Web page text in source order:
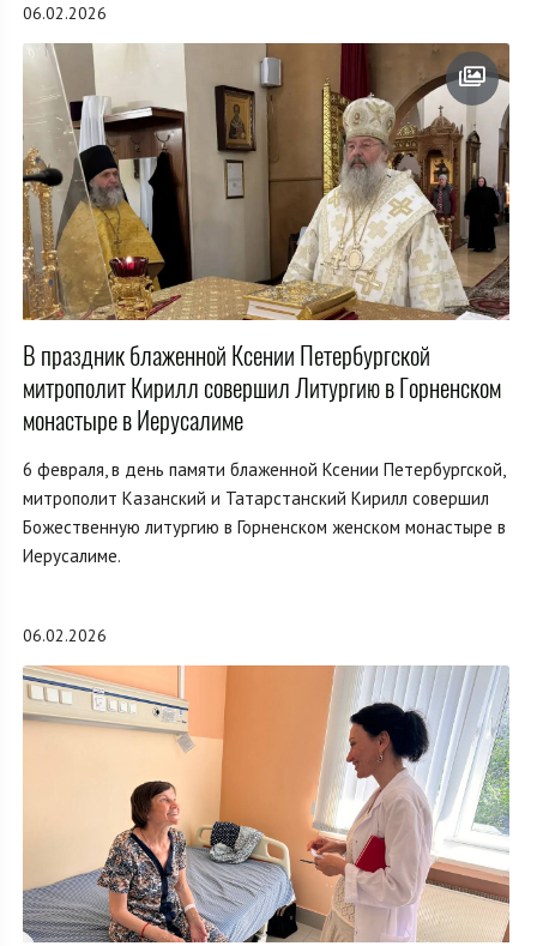
06.02.2026
В праздник блаженной Ксении Петербургской
митрополит Кирилл совершил Литургию в Горненском
монастыре в Иерусалиме
6 февраля, в день памяти блаженной Ксении Петербургской,
митрополит Казанский и Татарстанский Кирилл совершил
Божественную литургию в Горненском женском монастыре в
Иерусалиме.
06.02.2026